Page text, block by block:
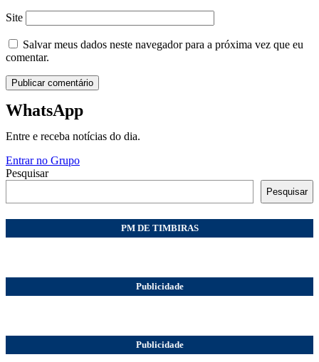
Site
Salvar meus dados neste navegador para a próxima vez que eu
comentar.
WhatsApp
Entre e receba notícias do dia.
Entrar no Grupo
Pesquisar
Pesquisar
PM DE TIMBIRAS
Publicidade
Publicidade